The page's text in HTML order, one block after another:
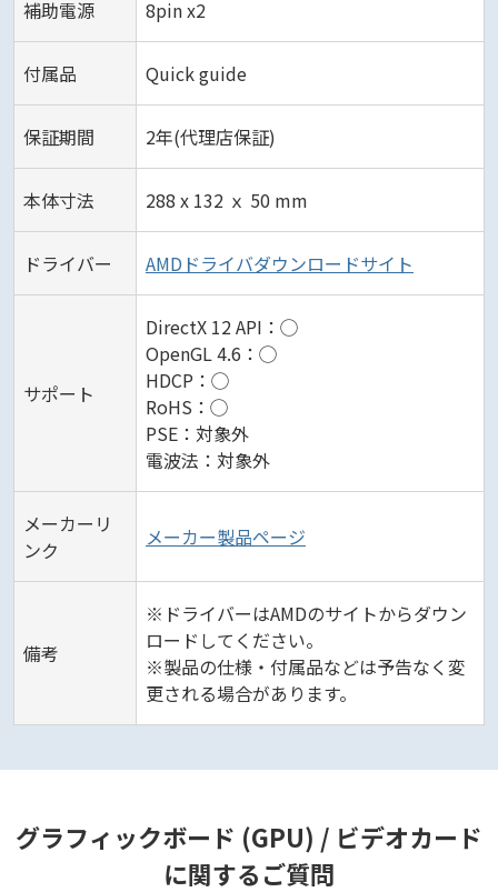
補助電源 8pin x2
付属品 Quick guide
保証期間 2年(代理店保証)
本体寸法 288 x 132 ｘ 50 mm
ドライバー AMDドライバダウンロードサイト
サポート
DirectX 12 API：◯
OpenGL 4.6：◯
HDCP：◯
RoHS：◯
PSE：対象外
電波法：対象外
メーカーリ
ンク
メーカー製品ページ
備考
※ドライバーはAMDのサイトからダウン
ロードしてください。
※製品の仕様・付属品などは予告なく変
更される場合があります。
グラフィックボード (GPU) / ビデオカード
に関するご質問